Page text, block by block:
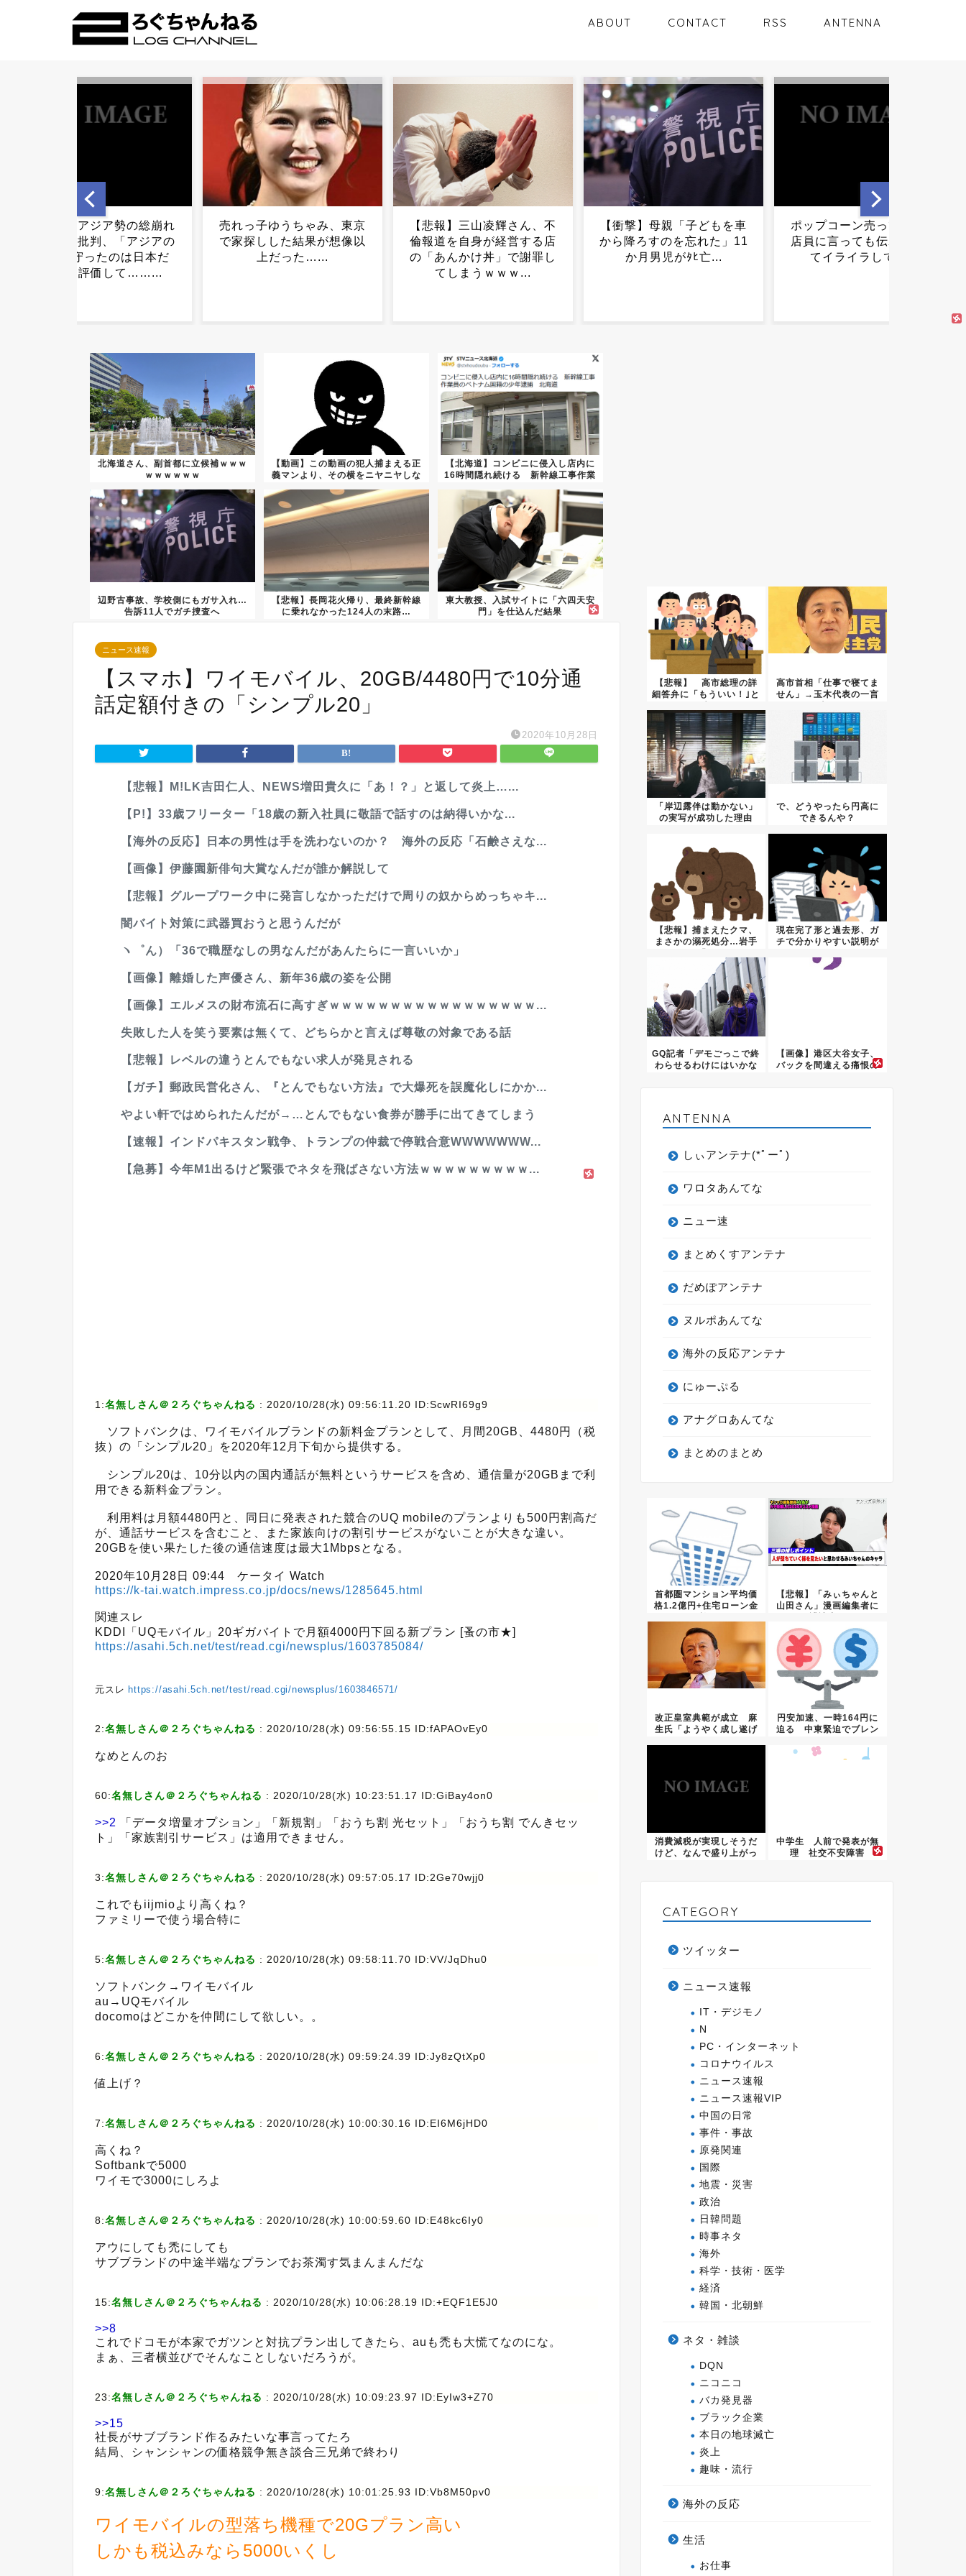
ABOUT CONTACT RSS ANTENNA
【悲報】三山凌輝さん、不
倫報道を自身が経営する店
の「あんかけ丼」で謝罪し
【衝撃】母親「子どもを車
から降ろすのを忘れた」11
か月男児がﾀﾋ亡...
ポップコーン売ってなくて
店員に言っても伝わらなく
てイライラしてる...
【ファッ！？】佐藤二朗さ
ん「もうフジとは関わりた
くない」→１カ月後「踊る
売れっ子ゆうちゃみ、東京
で家探しした結果が想像以
上だった…...
北海道さん、副首都に立候補ｗｗｗ
ｗｗｗｗｗｗ
【動画】この動画の犯人捕まえる正
義マンより、その横をニヤニヤしな
【北海道】コンビニに侵入し店内に
16時間隠れ続ける 新幹線工事作業
辺野古事故、学校側にもガサ入れ…
告訴11人でガチ捜査へ
【悲報】長岡花火帰り、最終新幹線
に乗れなかった124人の末路…
東大教授、入試サイトに「六四天安
門」を仕込んだ結果
ニュース速報
【スマホ】ワイモバイル、20GB/4480円で10分通
話定額付きの「シンプル20」
2020年10月28日
【悲報】M!LK吉田仁人、NEWS増田貴久に「あ！？」と返して炎上…...
【P!】33歳フリーター「18歳の新入社員に敬語で話すのは納得いかな...
【海外の反応】日本の男性は手を洗わないのか？ 海外の反応「石鹸さえな...
【画像】伊藤園新俳句大賞なんだが誰か解説して
【悲報】グループワーク中に発言しなかっただけで周りの奴からめっちゃキ...
闇バイト対策に武器買おうと思うんだが
ヽ゜ん）「36で職歴なしの男なんだがあんたらに一言いいか」
【画像】離婚した声優さん、新年36歳の姿を公開
【画像】エルメスの財布流石に高すぎｗｗｗｗｗｗｗｗｗｗｗｗｗｗｗｗｗ...
失敗した人を笑う要素は無くて、どちらかと言えば尊敬の対象である話
【悲報】レベルの違うとんでもない求人が発見される
【ガチ】郵政民営化さん、『とんでもない方法』で大爆死を誤魔化しにかか...
やよい軒ではめられたんだが→…とんでもない食券が勝手に出てきてしまう
【速報】インドパキスタン戦争、トランプの仲裁で停戦合意WWWWWWW...
【急募】今年M1出るけど緊張でネタを飛ばさない方法ｗｗｗｗｗｗｗｗｗ...
1:名無しさん＠２ろぐちゃんねる : 2020/10/28(水) 09:56:11.20 ID:ScwRI69g9
ソフトバンクは、ワイモバイルブランドの新料金プランとして、月間20GB、4480円（税
抜）の「シンプル20」を2020年12月下旬から提供する。
シンプル20は、10分以内の国内通話が無料というサービスを含め、通信量が20GBまで利
用できる新料金プラン。
利用料は月額4480円と、同日に発表された競合のUQ mobileのプランよりも500円割高だ
が、通話サービスを含むこと、また家族向けの割引サービスがないことが大きな違い。
20GBを使い果たした後の通信速度は最大1Mbpsとなる。
2020年10月28日 09:44 ケータイ Watch
https://k-tai.watch.impress.co.jp/docs/news/1285645.html
関連スレ
KDDI「UQモバイル」20ギガバイトで月額4000円下回る新プラン [蚤の市★]
https://asahi.5ch.net/test/read.cgi/newsplus/1603785084/
元スレ https://asahi.5ch.net/test/read.cgi/newsplus/1603846571/
2:名無しさん＠２ろぐちゃんねる : 2020/10/28(水) 09:56:55.15 ID:fAPAOvEy0
なめとんのお
60:名無しさん＠２ろぐちゃんねる : 2020/10/28(水) 10:23:51.17 ID:GiBay4on0
>>2
「データ増量オプション」「新規割」「おうち割 光セット」「おうち割 でんきセッ
ト」「家族割引サービス」は適用できません。
3:名無しさん＠２ろぐちゃんねる : 2020/10/28(水) 09:57:05.17 ID:2Ge70wjj0
これでもiijmioより高くね？
ファミリーで使う場合特に
5:名無しさん＠２ろぐちゃんねる : 2020/10/28(水) 09:58:11.70 ID:VV/JqDhu0
ソフトバンク→ワイモバイル
au→UQモバイル
docomoはどこかを仲間にして欲しい。。
6:名無しさん＠２ろぐちゃんねる : 2020/10/28(水) 09:59:24.39 ID:Jy8zQtXp0
値上げ？
7:名無しさん＠２ろぐちゃんねる : 2020/10/28(水) 10:00:30.16 ID:EI6M6jHD0
高くね？
Softbankで5000
ワイモで3000にしろよ
8:名無しさん＠２ろぐちゃんねる : 2020/10/28(水) 10:00:59.60 ID:E48kc6Iy0
アウにしても禿にしても
サブブランドの中途半端なプランでお茶濁す気まんまんだな
15:名無しさん＠２ろぐちゃんねる : 2020/10/28(水) 10:06:28.19 ID:+EQF1E5J0
>>8
これでドコモが本家でガツンと対抗プラン出してきたら、auも禿も大慌てなのにな。
まぁ、三者横並びでそんなことしないだろうが。
23:名無しさん＠２ろぐちゃんねる : 2020/10/28(水) 10:09:23.97 ID:EyIw3+Z70
>>15
社長がサブブランド作るみたいな事言ってたろ
結局、シャンシャンの価格競争無き談合三兄弟で終わり
9:名無しさん＠２ろぐちゃんねる : 2020/10/28(水) 10:01:25.93 ID:Vb8M50pv0
ワイモバイルの型落ち機種で20Gプラン高い
しかも税込みなら5000いくし
【悲報】 高市総理の詳
細答弁に「もういい！｣と
高市首相「仕事で寝てま
せん」→玉木代表の一言
「岸辺露伴は動かない」
の実写が成功した理由
で、どうやったら円高に
できるんや？
【悲報】捕まえたクマ、
まさかの溺死処分…岩手
現在完了形と過去形、ガ
チで分かりやすい説明が
GQ記者「デモごっこで終
わらせるわけにはいかな
【画像】港区大谷女子、
バックを間違える痛恨の
ANTENNA
しぃアンテナ(*ﾟーﾟ)
ワロタあんてな
ニュー速
まとめくすアンテナ
だめぽアンテナ
ヌルポあんてな
海外の反応アンテナ
にゅーぷる
アナグロあんてな
まとめのまとめ
首都圏マンション平均価
格1.2億円+住宅ローン金
【悲報】「みぃちゃんと
山田さん」漫画編集者に
改正皇室典範が成立 麻
生氏「ようやく成し遂げ
円安加速、一時164円に
迫る 中東緊迫でブレン
消費減税が実現しそうだ
けど、なんで盛り上がっ
中学生 人前で発表が無
理 社交不安障害
CATEGORY
ツイッター
ニュース速報
IT・デジモノ
N
PC・インターネット
コロナウイルス
ニュース速報
ニュース速報VIP
中国の日常
事件・事故
原発関連
国際
地震・災害
政治
日韓問題
時事ネタ
海外
科学・技術・医学
経済
韓国・北朝鮮
ネタ・雑談
DQN
ニコニコ
バカ発見器
ブラック企業
本日の地球滅亡
炎上
趣味・流行
海外の反応
生活
お仕事